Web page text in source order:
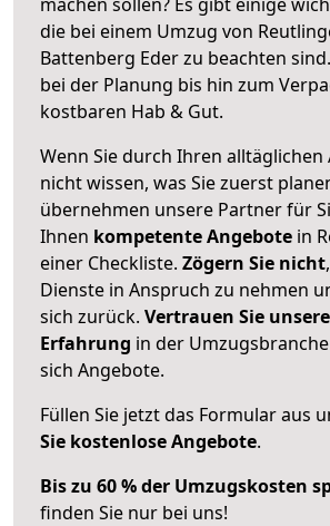
die bei einem Umzug von
Battenberg Eder zu beachten sind.
bei der Planung bis hin zum
kostbaren Hab & Gut.
Wenn Sie durch Ihren alltäglichen
nicht wissen, was Sie zuerst
übernehmen unsere Partner für
Ihnen kompetente Angebote in
einer Checkliste. Zögern Sie nicht
Dienste in Anspruch zu nehmen
sich zurück. Vertrauen Sie
Erfahrung in der
sich Angebote.
Füllen Sie jetzt das Formular aus
Sie kostenlose Angebote.
Bis zu 60 % der Umzugskosten
finden Sie nur bei uns!